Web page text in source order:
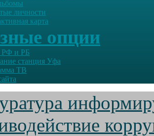
личности
карта
опции
РФ и РБ
станция Уфа
ТВ